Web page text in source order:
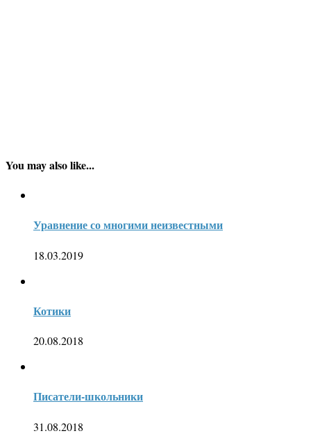
You may also like...
Уравнение со многими неизвестными
18.03.2019
Котики
20.08.2018
Писатели-школьники
31.08.2018